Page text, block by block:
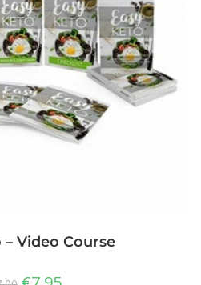
– Video Course